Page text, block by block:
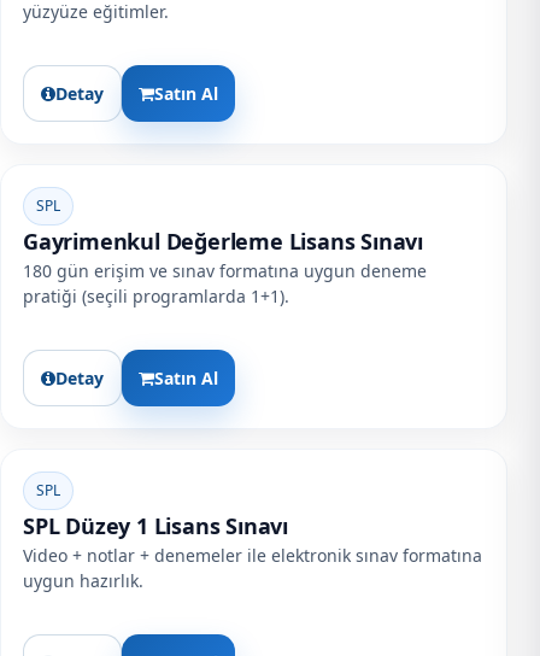
yüzyüze eğitimler.
Detay Satın Al
SPL
Gayrimenkul Değerleme Lisans Sınavı
180 gün erişim ve sınav formatına uygun deneme
pratiği (seçili programlarda 1+1).
Detay Satın Al
SPL
SPL Düzey 1 Lisans Sınavı
Video + notlar + denemeler ile elektronik sınav formatına
uygun hazırlık.